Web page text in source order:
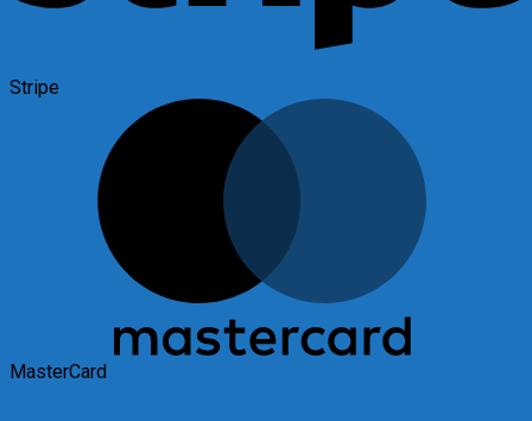
Stripe
MasterCard